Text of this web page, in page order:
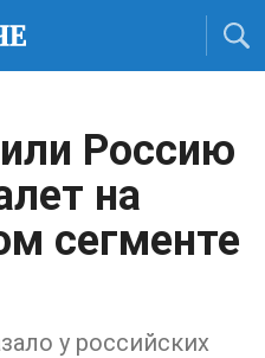
Россию
на
сегменте
у российских